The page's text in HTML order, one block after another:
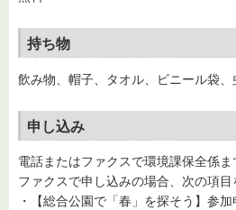
持ち物
飲み物、帽子、タオル、ビニール袋、
申し込み
電話またはファクスで環境課保全係ま
ファクスで申し込みの場合、次の項目
・【総合公園で「春」を探そう】参